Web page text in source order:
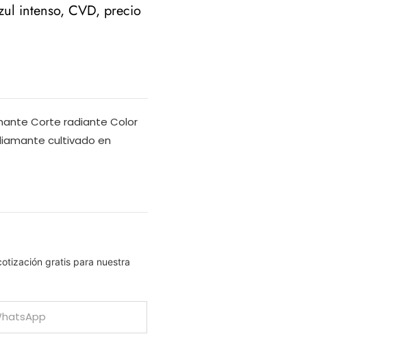
intenso, CVD, precio
Corte radiante Color
cultivado en
gratis para nuestra